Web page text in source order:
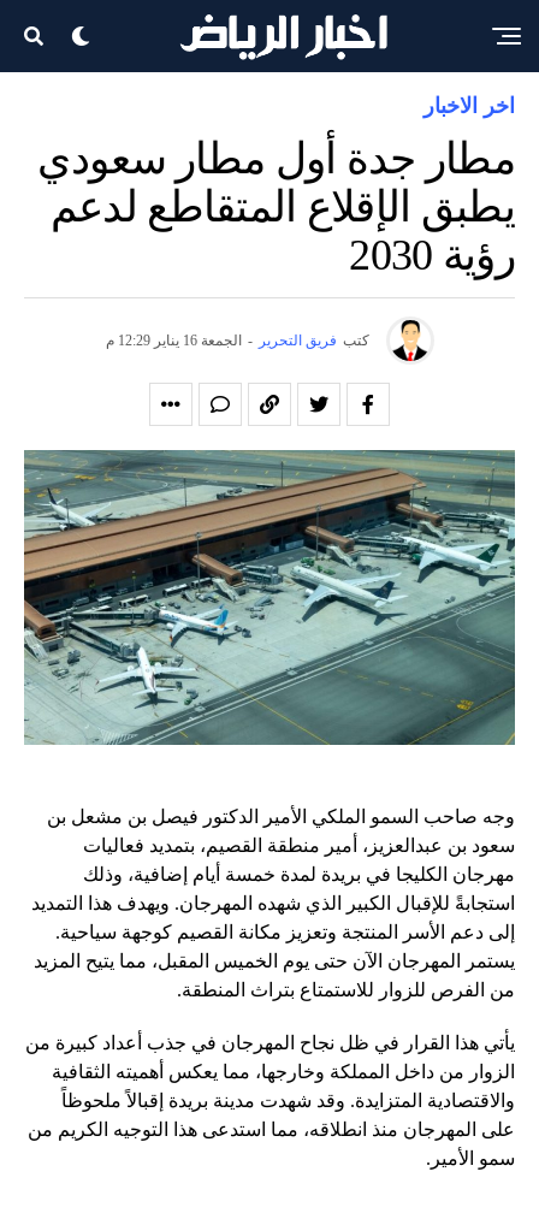
اخر الاخبار
مطار جدة أول مطار سعودي
يطبق الإقلاع المتقاطع لدعم
رؤية 2030
كتب فريق التحرير - الجمعة 16 يناير 12:29 م
وجه صاحب السمو الملكي الأمير الدكتور فيصل بن مشعل بن
سعود بن عبدالعزيز، أمير منطقة القصيم، بتمديد فعاليات
مهرجان الكليجا في بريدة لمدة خمسة أيام إضافية، وذلك
استجابةً للإقبال الكبير الذي شهده المهرجان. ويهدف هذا التمديد
إلى دعم الأسر المنتجة وتعزيز مكانة القصيم كوجهة سياحية.
يستمر المهرجان الآن حتى يوم الخميس المقبل، مما يتيح المزيد
من الفرص للزوار للاستمتاع بتراث المنطقة.
يأتي هذا القرار في ظل نجاح المهرجان في جذب أعداد كبيرة من
الزوار من داخل المملكة وخارجها، مما يعكس أهميته الثقافية
والاقتصادية المتزايدة. وقد شهدت مدينة بريدة إقبالاً ملحوظاً
على المهرجان منذ انطلاقه، مما استدعى هذا التوجيه الكريم من
سمو الأمير.